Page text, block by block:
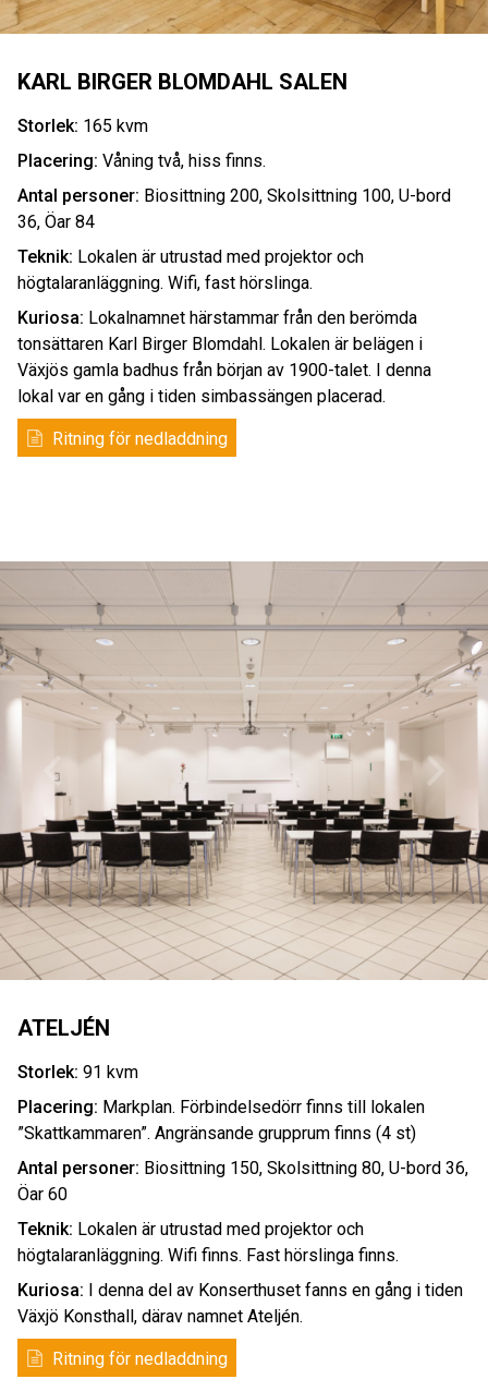
KARL BIRGER BLOMDAHL SALEN
Storlek: 165 kvm
Placering: Våning två, hiss finns.
Antal personer: Biosittning 200, Skolsittning 100, U-bord
36, Öar 84
Teknik: Lokalen är utrustad med projektor och
högtalaranläggning. Wifi, fast hörslinga.
Kuriosa: Lokalnamnet härstammar från den berömda
tonsättaren Karl Birger Blomdahl. Lokalen är belägen i
Växjös gamla badhus från början av 1900-talet. I denna
lokal var en gång i tiden simbassängen placerad.
Ritning för nedladdning
ATELJÉN
Storlek: 91 kvm
Placering: Markplan. Förbindelsedörr finns till lokalen
”Skattkammaren”. Angränsande grupprum finns (4 st)
Antal personer: Biosittning 150, Skolsittning 80, U-bord 36,
Öar 60
Teknik: Lokalen är utrustad med projektor och
högtalaranläggning. Wifi finns. Fast hörslinga finns.
Kuriosa:
I denna del av Konserthuset fanns en gång i tiden
Växjö Konsthall, därav namnet Ateljén.
Ritning för nedladdning